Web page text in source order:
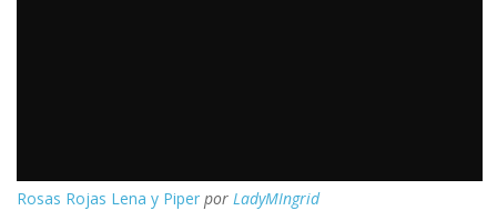
Rosas Rojas Lena y Piper por LadyMIngrid